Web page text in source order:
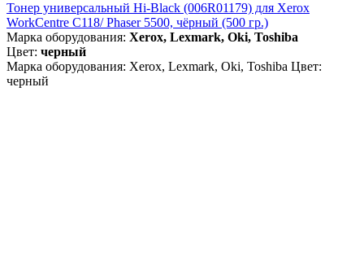
Тонер универсальный Hi-Black (006R01179) для Xerox
WorkCentre C118/ Phaser 5500, чёрный (500 гр.)
Марка оборудования: Xerox, Lexmark, Oki, Toshiba
Цвет: черный
Марка оборудования: Xerox, Lexmark, Oki, Toshiba Цвет:
черный